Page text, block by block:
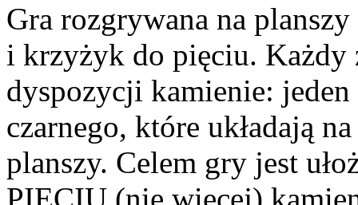
Gra rozgrywana na
i krzyżyk do pięciu. Każdy
dyspozycji kamienie:
czarnego, które układają
planszy. Celem gry jest
PIĘCIU (nie więcej)